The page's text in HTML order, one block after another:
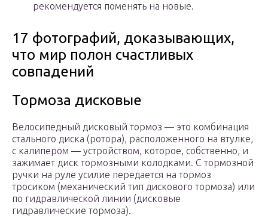
рекомендуется поменять на новые.
17 фотографий, доказывающих,
что мир полон счастливых
совпадений
Тормоза дисковые
Велосипедный дисковый тормоз — это комбинация
стального диска (ротора), расположенного на втулке,
с калипером — устройством, которое, собственно, и
зажимает диск тормозными колодками. С тормозной
ручки на руле усилие передается на тормоз
тросиком (механический тип дискового тормоза) или
по гидравлической линии (дисковые
гидравлические тормоза).